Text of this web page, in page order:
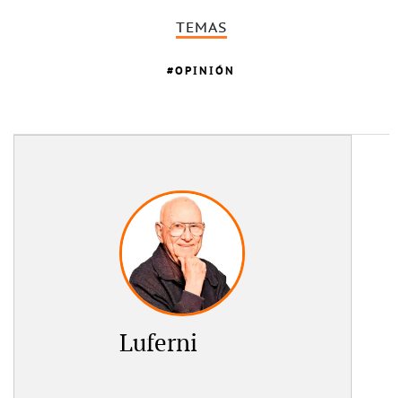
TEMAS
OPINIÓN
Luferni